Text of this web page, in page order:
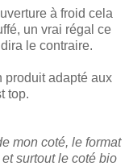
à froid cela
un vrai régal ce
le contraire.
produit adapté aux
top.
mon coté, le format
surtout le coté bio